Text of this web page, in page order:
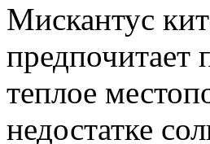
Мискантус
предпочитает
теплое
недостатке